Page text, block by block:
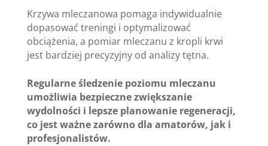
Krzywa mleczanowa pomaga indywidualnie
dopasować treningi i optymalizować
obciążenia, a pomiar mleczanu z kropli krwi
jest bardziej precyzyjny od analizy tętna.
Regularne śledzenie poziomu mleczanu
umożliwia bezpieczne zwiększanie
wydolności i lepsze planowanie regeneracji,
co jest ważne zarówno dla amatorów, jak i
profesjonalistów.